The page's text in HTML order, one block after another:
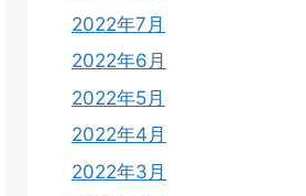
2022年7月
2022年6月
2022年5月
2022年4月
2022年3月